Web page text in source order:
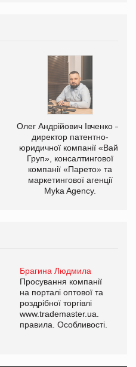
Олег Андрійович Івченко —
директор патентно-
юридичної компанії «Вайз
Груп», консалтингової
компанії «Парето» та
маркетингової агенції
Myka Agency.
Брагина Людмила
Просування компанії
на порталі оптової та
роздрібної торгівлі
www.trademaster.ua.
правила. Особливості.